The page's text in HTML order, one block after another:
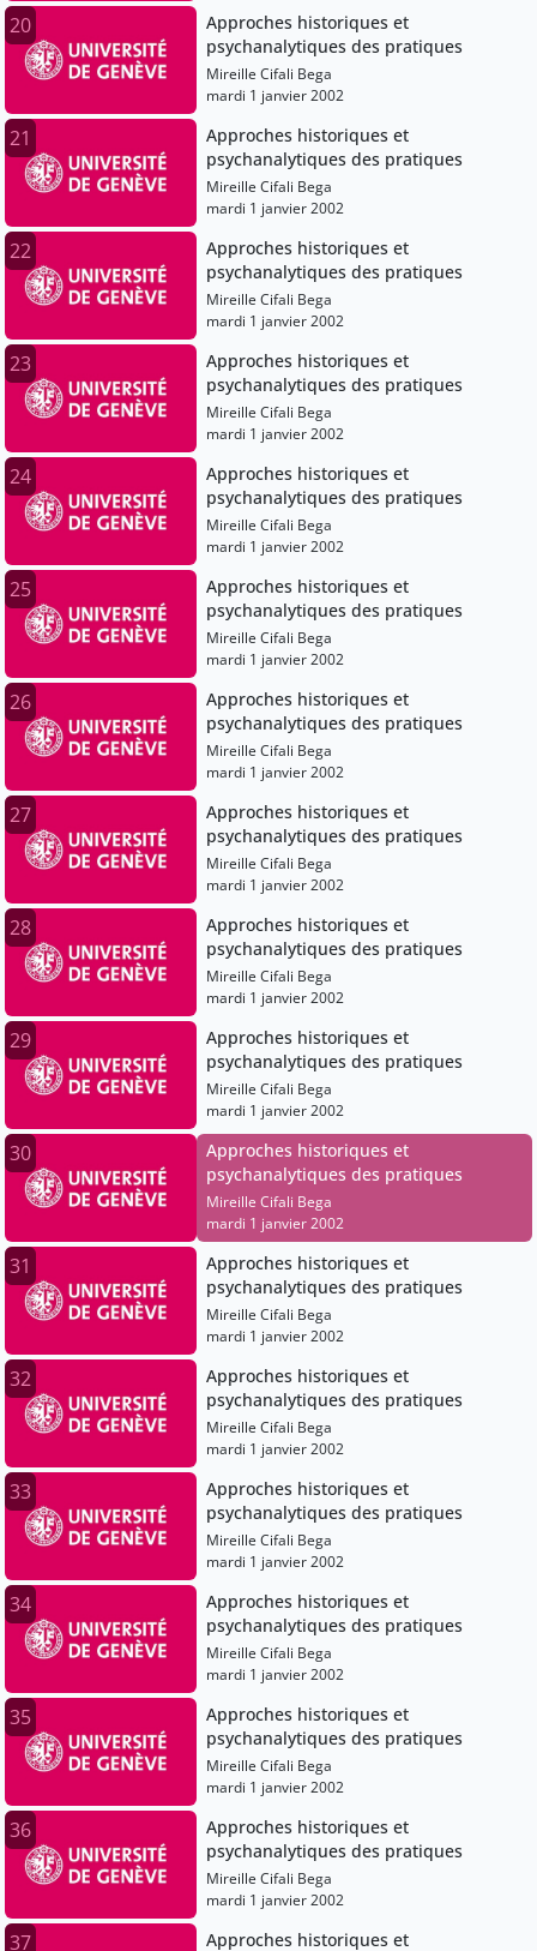
20
Approches historiques et
psychanalytiques des pratiques
Mireille Cifali Bega
mardi 1 janvier 2002
21
Approches historiques et
psychanalytiques des pratiques
Mireille Cifali Bega
mardi 1 janvier 2002
22
Approches historiques et
psychanalytiques des pratiques
Mireille Cifali Bega
mardi 1 janvier 2002
23
Approches historiques et
psychanalytiques des pratiques
Mireille Cifali Bega
mardi 1 janvier 2002
24
Approches historiques et
psychanalytiques des pratiques
Mireille Cifali Bega
mardi 1 janvier 2002
25
Approches historiques et
psychanalytiques des pratiques
Mireille Cifali Bega
mardi 1 janvier 2002
26
Approches historiques et
psychanalytiques des pratiques
Mireille Cifali Bega
mardi 1 janvier 2002
27
Approches historiques et
psychanalytiques des pratiques
Mireille Cifali Bega
mardi 1 janvier 2002
28
Approches historiques et
psychanalytiques des pratiques
Mireille Cifali Bega
mardi 1 janvier 2002
29
Approches historiques et
psychanalytiques des pratiques
Mireille Cifali Bega
mardi 1 janvier 2002
30
Approches historiques et
psychanalytiques des pratiques
Mireille Cifali Bega
mardi 1 janvier 2002
31
Approches historiques et
psychanalytiques des pratiques
Mireille Cifali Bega
mardi 1 janvier 2002
32
Approches historiques et
psychanalytiques des pratiques
Mireille Cifali Bega
mardi 1 janvier 2002
33
Approches historiques et
psychanalytiques des pratiques
Mireille Cifali Bega
mardi 1 janvier 2002
34
Approches historiques et
psychanalytiques des pratiques
Mireille Cifali Bega
mardi 1 janvier 2002
35
Approches historiques et
psychanalytiques des pratiques
Mireille Cifali Bega
mardi 1 janvier 2002
36
Approches historiques et
psychanalytiques des pratiques
Mireille Cifali Bega
mardi 1 janvier 2002
37
Approches historiques et